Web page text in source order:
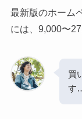
最新版のホーム
には、9,000〜
買
す